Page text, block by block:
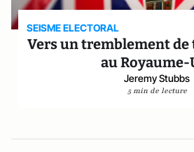
SEISME ELECTORAL
Vers un tremblement
au
Jeremy Stubbs
5 min de lecture